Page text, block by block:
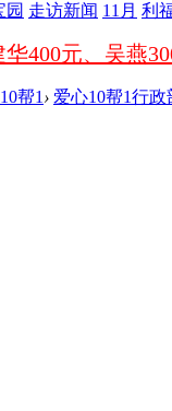
中学（老
园 走访新闻 11月 利
态
帮1 › 爱心10帮1行政